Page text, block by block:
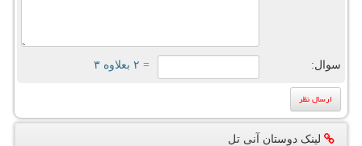
سوال: = ۲ بعلاوه ۳
لینک دوستان آنی تل